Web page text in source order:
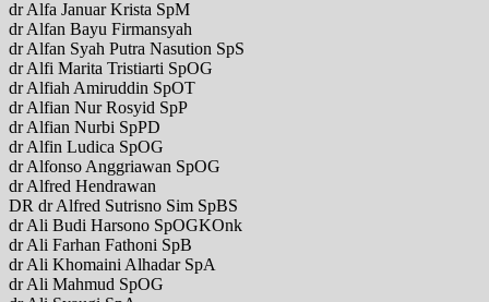
dr Alfa Januar Krista SpM
dr Alfan Bayu Firmansyah
dr Alfan Syah Putra Nasution SpS
dr Alfi Marita Tristiarti SpOG
dr Alfiah Amiruddin SpOT
dr Alfian Nur Rosyid SpP
dr Alfian Nurbi SpPD
dr Alfin Ludica SpOG
dr Alfonso Anggriawan SpOG
dr Alfred Hendrawan
DR dr Alfred Sutrisno Sim SpBS
dr Ali Budi Harsono SpOGKOnk
dr Ali Farhan Fathoni SpB
dr Ali Khomaini Alhadar SpA
dr Ali Mahmud SpOG